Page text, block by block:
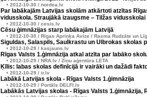
• 2012-10-30 / nordea.lv
Par labākajām Latvijas skolām atkārtoti atzītas
vidusskola. Straujākā izaugsme – Tilžas vidusskolai
• 2012-10-30 / cesis.lv
Cēsu ģimnāzijas starp labākajām Latvijā
• 2012-10-30 / Rīgas Apriņķa Avīze / Rasma Rudzāte un
Siguldas, Salaspils, Saulkrastu un Ulbrokas skolas
• 2012-10-29 / kasjauns.lv
Rīgas Valsts 1.ģimnāzija atkal atzīta par labāko
• 2012-10-29 / NRA.lv / Ziņu aģentūra LETA
Ķīlis: labas skolas definīcijā ir vairāki un dažādi
• 2012-10-29 / ir.lv
Labākā Latvijas skola - Rīgas Valsts 1.ģimnāzija
• 2012-10-29 / Portāls DELFI.lv
Labākās Latvijas skolas - Rīgas Valsts 1.ģimnāzija,